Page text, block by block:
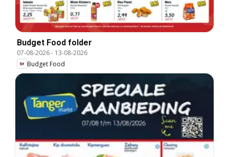
Budget Food folder
07-08-2026- 13-08-2026
Budget Food